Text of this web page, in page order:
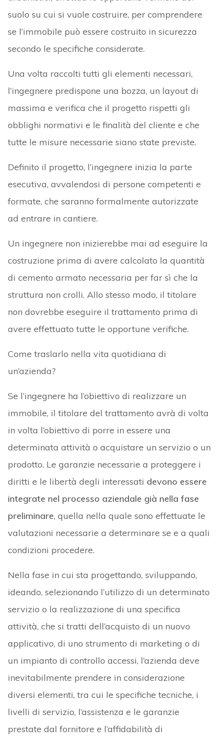
suolo su cui si vuole costruire, per comprendere
se l’immobile può essere costruito in sicurezza
secondo le specifiche considerate.
Una volta raccolti tutti gli elementi necessari,
l’ingegnere predispone una bozza, un layout di
massima e verifica che il progetto rispetti gli
obblighi normativi e le finalità del cliente e che
tutte le misure necessarie siano state previste.
Definito il progetto, l’ingegnere inizia la parte
esecutiva, avvalendosi di persone competenti e
formate, che saranno formalmente autorizzate
ad entrare in cantiere.
Un ingegnere non inizierebbe mai ad eseguire la
costruzione prima di avere calcolato la quantità
di cemento armato necessaria per far sì che la
struttura non crolli. Allo stesso modo, il titolare
non dovrebbe eseguire il trattamento prima di
avere effettuato tutte le opportune verifiche.
Come traslarlo nella vita quotidiana di
un’azienda?
Se l’ingegnere ha l’obiettivo di realizzare un
immobile, il titolare del trattamento avrà di volta
in volta l’obiettivo di porre in essere una
determinata attività o acquistare un servizio o un
prodotto. Le garanzie necessarie a proteggere i
diritti e le libertà degli interessati devono essere
integrate nel processo aziendale già nella fase
preliminare, quella nella quale sono effettuate le
valutazioni necessarie a determinare se e a quali
condizioni procedere.
Nella fase in cui sta progettando, sviluppando,
ideando, selezionando l’utilizzo di un determinato
servizio o la realizzazione di una specifica
attività, che si tratti dell’acquisto di un nuovo
applicativo, di uno strumento di marketing o di
un impianto di controllo accessi, l’azienda deve
inevitabilmente prendere in considerazione
diversi elementi, tra cui le specifiche tecniche, i
livelli di servizio, l’assistenza e le garanzie
prestate dal fornitore e l’affidabilità di